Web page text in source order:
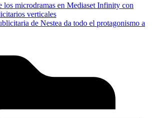
los microdramas en Mediaset Infinity con
verticales
de Nestea da todo el protagonismo a